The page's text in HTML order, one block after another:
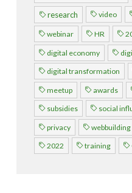
research video
webinar HR
digital economy
digital transformation
meetup awards
subsidies social
privacy webbuilding
2022 training